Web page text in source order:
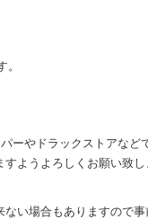
ーやドラックストアなど
ようよろしくお願い致し
い場合もありますので